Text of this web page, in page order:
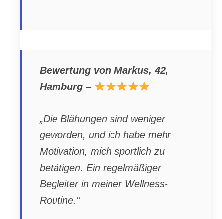
Bewertung von Markus, 42,
Hamburg –
„Die Blähungen sind weniger
geworden, und ich habe mehr
Motivation, mich sportlich zu
betätigen. Ein regelmäßiger
Begleiter in meiner Wellness-
Routine.“